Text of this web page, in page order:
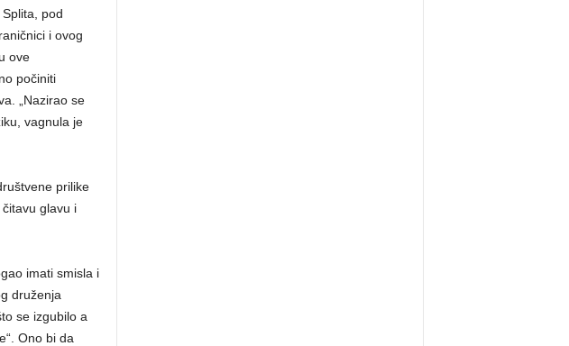
pod
i ovog
ove
počiniti
„Nazirao se
vagnula je
prilike
glavu i
imati smisla i
druženja
se izgubilo a
Ono bi da